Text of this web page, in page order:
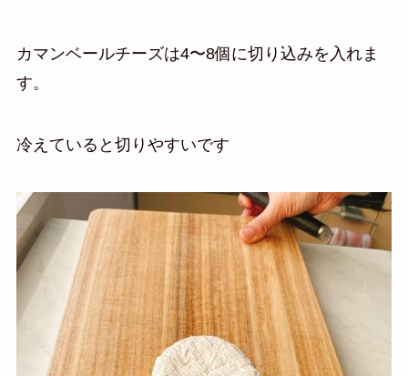
カマンベールチーズは4〜8個に切り込みを入れま
す。
冷えていると切りやすいです